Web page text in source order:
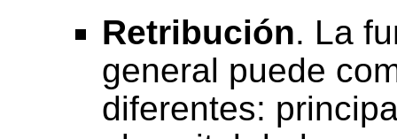
Retribución. La
general puede
diferentes: